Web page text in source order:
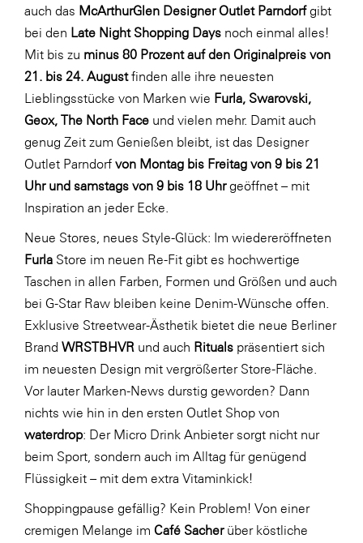
ikp
Johnson & Johnson
JELD-WEN DANA
kosaplaner
LAT Nitrogen
Libro
Lidl Österreich
Die Menü-Manufaktur
MTH Retail Group
OptimaMed
PAGRO
PHH Rechtsanwält:innen
Primark
Salesforce
sebamed
SERVICE&MORE
auch das McArthurGlen Designer Outlet Parndorfgibt
bei den Late Night Shopping Days noch einmal alles!
Mit bis zu minus 80 Prozent auf den Originalpreis von
21. bis 24. Augustfinden alle ihre neuesten
Lieblingsstücke von Marken wie Furla, Swarovski,
Geox, The North Face und vielen mehr. Damit auch
genug Zeit zum Genießen bleibt, ist das Designer
Outlet Parndorf von Montag bis Freitag von 9 bis 21
Uhr und samstags von 9 bis 18 Uhrgeöffnet – mit
Inspiration an jeder Ecke.
Neue Stores, neues Style-Glück: Im wiedereröffneten
Furla Store im neuen Re-Fit gibt es hochwertige
Taschen in allen Farben, Formen und Größen und auch
bei G-Star Raw bleiben keine Denim-Wünsche offen.
Exklusive Streetwear-Ästhetik bietet die neue Berliner
Brand WRSTBHVR und auch Rituals präsentiert sich
im neuesten Design mit vergrößerter Store-Fläche.
Vor lauter Marken-News durstig geworden? Dann
nichts wie hin in den ersten Outlet Shop von
waterdrop: Der Micro Drink Anbieter sorgt nicht nur
beim Sport, sondern auch im Alltag für genügend
Flüssigkeit – mit dem extra Vitaminkick!
Shoppingpause gefällig? Kein Problem! Von einer
cremigen Melange im Café Sacherüber köstliche